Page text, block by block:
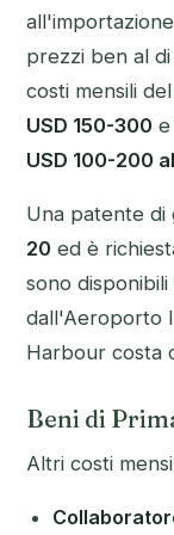
prezzi ben al
costi mensili
USD 150-300
USD 100-200
Una patente di
20 ed è
sono
dall'Aeroporto
Harbour costa
Beni di
Altri costi